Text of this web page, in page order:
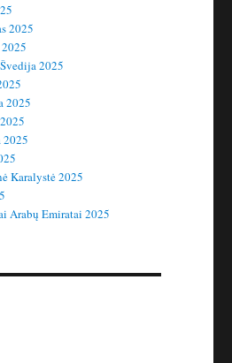
2025
2025
2025
Karalystė 2025
Arabų Emiratai 2025